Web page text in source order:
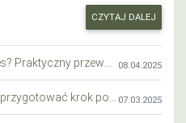
CZYTAJ DALEJ
08.04.2025
07.03.2025